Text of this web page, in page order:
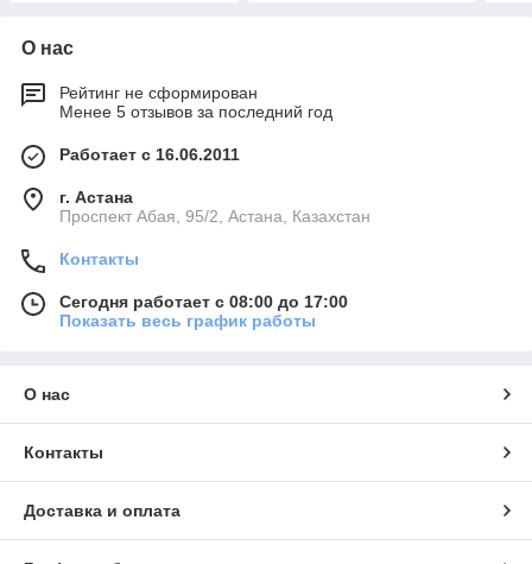
О нас
Рейтинг не сформирован
Менее 5 отзывов за последний год
Работает с 16.06.2011
г. Астана
​Проспект Абая, 95/2, Астана, Казахстан
Контакты
Сегодня работает с 08:00 до 17:00
Показать весь график работы
О нас
Контакты
Доставка и оплата